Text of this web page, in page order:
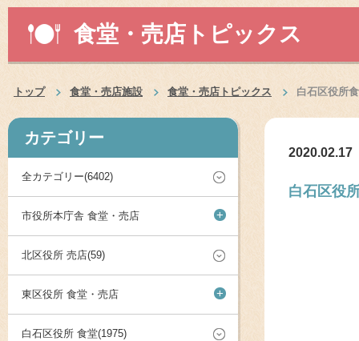
食堂・売店トピックス
トップ 食堂・売店施設 食堂・売店トピックス 白石区役所
カテゴリー
全カテゴリー(6402)
市役所本庁舎 食堂・売店 +
北区役所 売店(59)
東区役所 食堂・売店 +
白石区役所 食堂(1975)
2020.02.17
白石区役